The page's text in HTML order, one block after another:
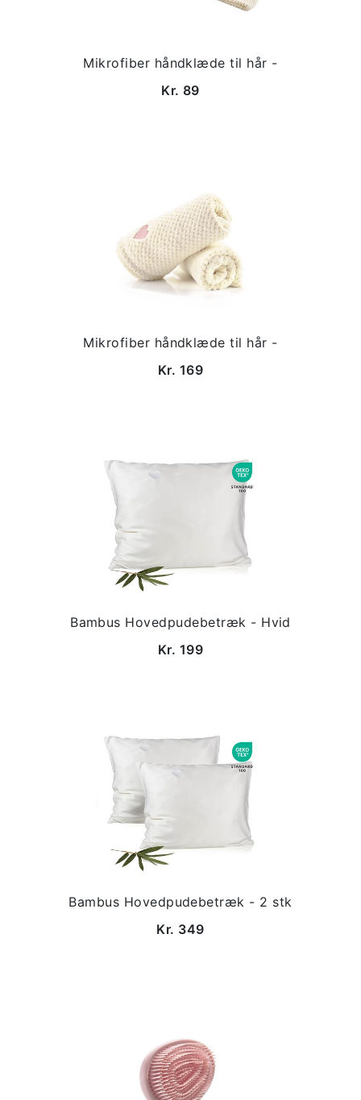
Mikrofiber håndklæde til hår -
Kr. 89
Mikrofiber håndklæde til hår -
Kr. 169
Bambus Hovedpudebetræk - Hvid
Kr. 199
Bambus Hovedpudebetræk - 2 stk
Kr. 349